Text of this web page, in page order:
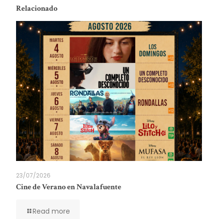
Relacionado
23/07/2026
Cine de Verano en Navalafuente
Read more